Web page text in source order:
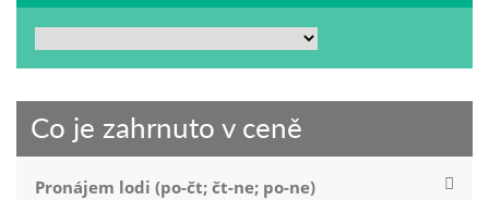
Co je zahrnuto v ceně
Pronájem lodi (po-čt; čt-ne; po-ne)